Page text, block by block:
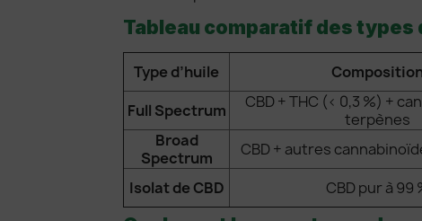
Tableau comparatif des types
Type d’huile
Full Spectrum
CBD + THC (< 0,3 %) +
terpènes
Broad
Spectrum
CBD + autres
Isolat de CBD
CBD pur à 99